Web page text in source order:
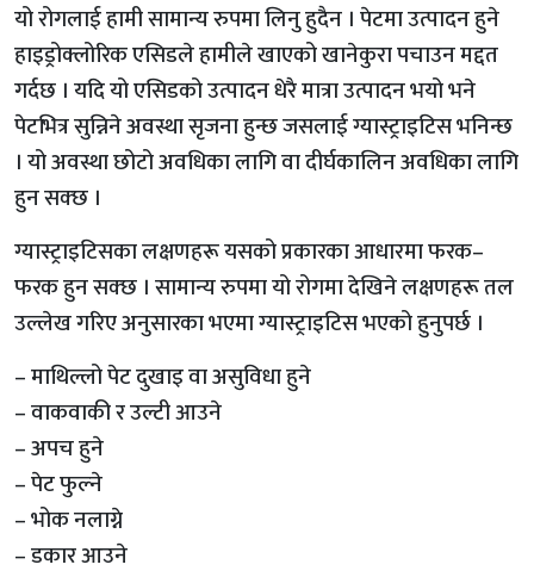
यो रोगलाई हामी सामान्य रुपमा लिनु हुदैन । पेटमा उत्पादन हुने
हाइड्रोक्लोरिक एसिडले हामीले खाएको खानेकुरा पचाउन मद्दत
गर्दछ । यदि यो एसिडको उत्पादन धेरै मात्रा उत्पादन भयो भने
पेटभित्र सुन्निने अवस्था सृजना हुन्छ जसलाई ग्यास्ट्राइटिस भनिन्छ
। यो अवस्था छोटो अवधिका लागि वा दीर्घकालिन अवधिका लागि
हुन सक्छ ।
ग्यास्ट्राइटिसका लक्षणहरू यसको प्रकारका आधारमा फरक–
फरक हुन सक्छ । सामान्य रुपमा यो रोगमा देखिने लक्षणहरू तल
उल्लेख गरिए अनुसारका भएमा ग्यास्ट्राइटिस भएको हुनुपर्छ ।
– माथिल्लो पेट दुखाइ वा असुविधा हुने
– वाकवाकी र उल्टी आउने
– अपच हुने
– पेट फुल्ने
– भोक नलाग्ने
– डकार आउने